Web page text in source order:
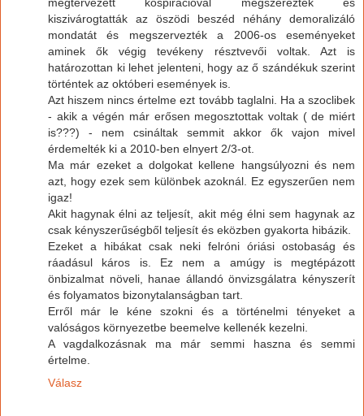
kiszivárogtatták az öszödi beszéd néhány demoralizáló
mondatát és megszervezték a 2006-os eseményeket
aminek ők végig tevékeny résztvevői voltak. Azt is
határozottan ki lehet jelenteni, hogy az ő szándékuk szerint
történtek az októberi események is.
Azt hiszem nincs értelme ezt tovább taglalni. Ha a szoclibek
- akik a végén már erősen megosztottak voltak ( de miért
is???) - nem csináltak semmit akkor ők vajon mivel
érdemelték ki a 2010-ben elnyert 2/3-ot.
Ma már ezeket a dolgokat kellene hangsúlyozni és nem
azt, hogy ezek sem különbek azoknál. Ez egyszerűen nem
igaz!
Akit hagynak élni az teljesít, akit még élni sem hagynak az
csak kényszerűségből teljesít és eközben gyakorta hibázik.
Ezeket a hibákat csak neki felróni óriási ostobaság és
ráadásul káros is. Ez nem a amúgy is megtépázott
önbizalmat növeli, hanae állandó önvizsgálatra kényszerít
és folyamatos bizonytalanságban tart.
Erről már le kéne szokni és a történelmi tényeket a
valóságos környezetbe beemelve kellenék kezelni.
A vagdalkozásnak ma már semmi haszna és semmi
értelme.
Válasz